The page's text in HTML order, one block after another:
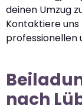
deinen Umzug
Kontaktiere
professionellen
nach